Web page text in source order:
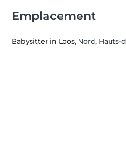
Emplacement
Babysitter in Loos, Nord, Hauts-